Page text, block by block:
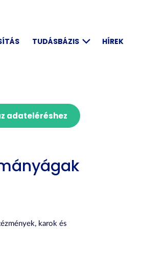
TUDÁSBÁZIS HÍREK
adateléréshez
karok és